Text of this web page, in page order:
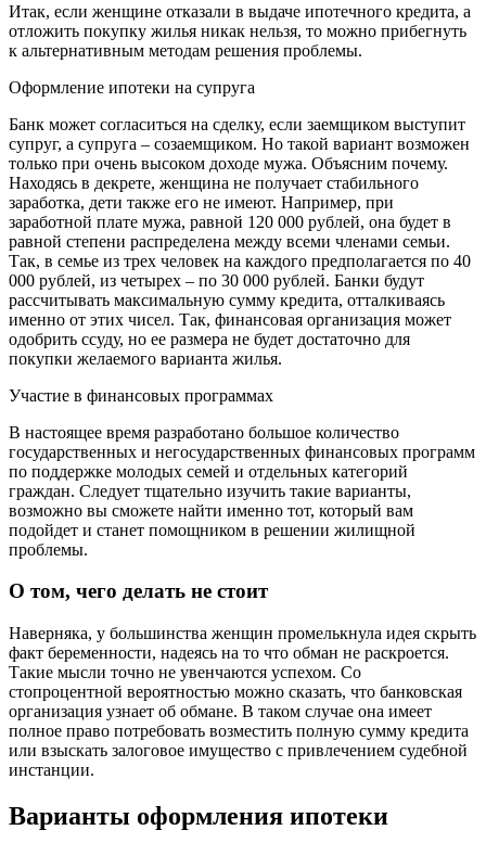
Итак, если женщине отказали в выдаче ипотечного кредита, а
отложить покупку жилья никак нельзя, то можно прибегнуть
к альтернативным методам решения проблемы.
Оформление ипотеки на супруга
Банк может согласиться на сделку, если заемщиком выступит
супруг, а супруга – созаемщиком. Но такой вариант возможен
только при очень высоком доходе мужа. Объясним почему.
Находясь в декрете, женщина не получает стабильного
заработка, дети также его не имеют. Например, при
заработной плате мужа, равной 120 000 рублей, она будет в
равной степени распределена между всеми членами семьи.
Так, в семье из трех человек на каждого предполагается по 40
000 рублей, из четырех – по 30 000 рублей. Банки будут
рассчитывать максимальную сумму кредита, отталкиваясь
именно от этих чисел. Так, финансовая организация может
одобрить ссуду, но ее размера не будет достаточно для
покупки желаемого варианта жилья.
Участие в финансовых программах
В настоящее время разработано большое количество
государственных и негосударственных финансовых программ
по поддержке молодых семей и отдельных категорий
граждан. Следует тщательно изучить такие варианты,
возможно вы сможете найти именно тот, который вам
подойдет и станет помощником в решении жилищной
проблемы.
О том, чего делать не стоит
Наверняка, у большинства женщин промелькнула идея скрыть
факт беременности, надеясь на то что обман не раскроется.
Такие мысли точно не увенчаются успехом. Со
стопроцентной вероятностью можно сказать, что банковская
организация узнает об обмане. В таком случае она имеет
полное право потребовать возместить полную сумму кредита
или взыскать залоговое имущество с привлечением судебной
инстанции.
Варианты оформления ипотеки